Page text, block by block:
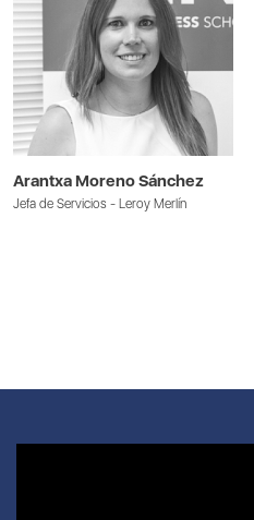
Arantxa Moreno Sánchez
Jefa de Servicios - Leroy Merlín